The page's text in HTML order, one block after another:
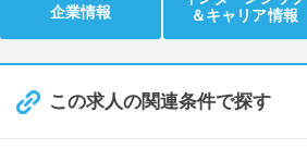
企業情報
＆キャリア情報
この求人の関連条件で探す